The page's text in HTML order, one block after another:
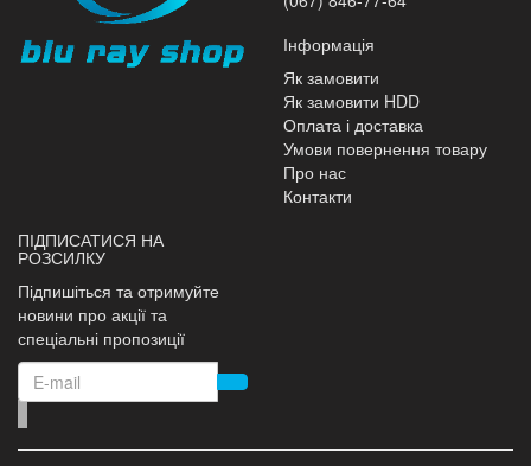
Інформація
Як замовити
Як замовити HDD
Оплата і доставка
Умови повернення товару
Про нас
Контакти
ПІДПИСАТИСЯ НА
РОЗСИЛКУ
Підпишіться та отримуйте
новини про акції та
спеціальні пропозиції